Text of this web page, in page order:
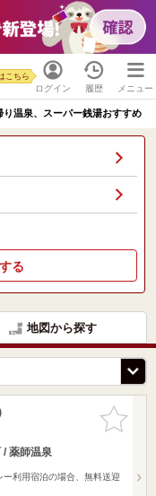
ログイン
こちら
履歴 メニュー
温泉、スーパー銭湯おすすめ
る
地図から探す
お気に入
りに追加
/ 薬師温泉
利用宿泊の場合、無料送迎